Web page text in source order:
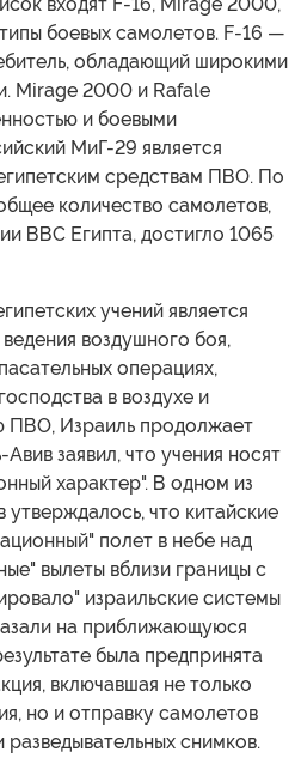
боевых самолетов. F-16 —
обладающий широкими
Mirage 2000 и Rafale
и боевыми
МиГ-29 является
средствам ПВО. По
количество самолетов,
ВВС Египта, достигло 1065
учений является
воздушного боя,
операциях,
в воздухе и
ПВО, Израиль продолжает
Авив заявил, что учения носят
характер". В одном из
утверждалось, что китайские
полет в небе над
вылеты вблизи границы с
израильские системы
на приближающуюся
была предпринята
включавшая не только
но и отправку самолетов
снимков.